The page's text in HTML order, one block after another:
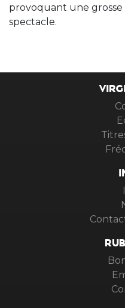
provoquant une
spectacle.